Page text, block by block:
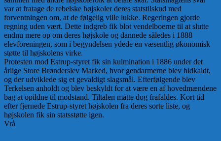
var at fratage de rebelske højskoler deres statstilskud med
forventningen om, at de følgelig ville lukke. Regeringen gjorde
regning uden vært. Dette indgreb fik blot vendelboerne til at slutte
endnu mere op om deres højskole og dannede således i 1888
elevforeningen, som i begyndelsen ydede en væsentlig økonomisk
støtte til højskolens virke.
Protesten mod Estrup-styret fik sin kulmination i 1886 under det
årlige Store Brønderslev Marked, hvor gendarmerne blev hidkaldt,
og der udviklede sig et gevaldigt slagsmål. Efterfølgende blev
Terkelsen anholdt og blev beskyldt for at være en af hovedmændene
bag at opildne til modstand. Tiltalen måtte dog frafaldes. Kort tid
efter fjernede Estrup-styret højskolen fra deres sorte liste, og
højskolen fik sin statsstøtte igen.
Vrå